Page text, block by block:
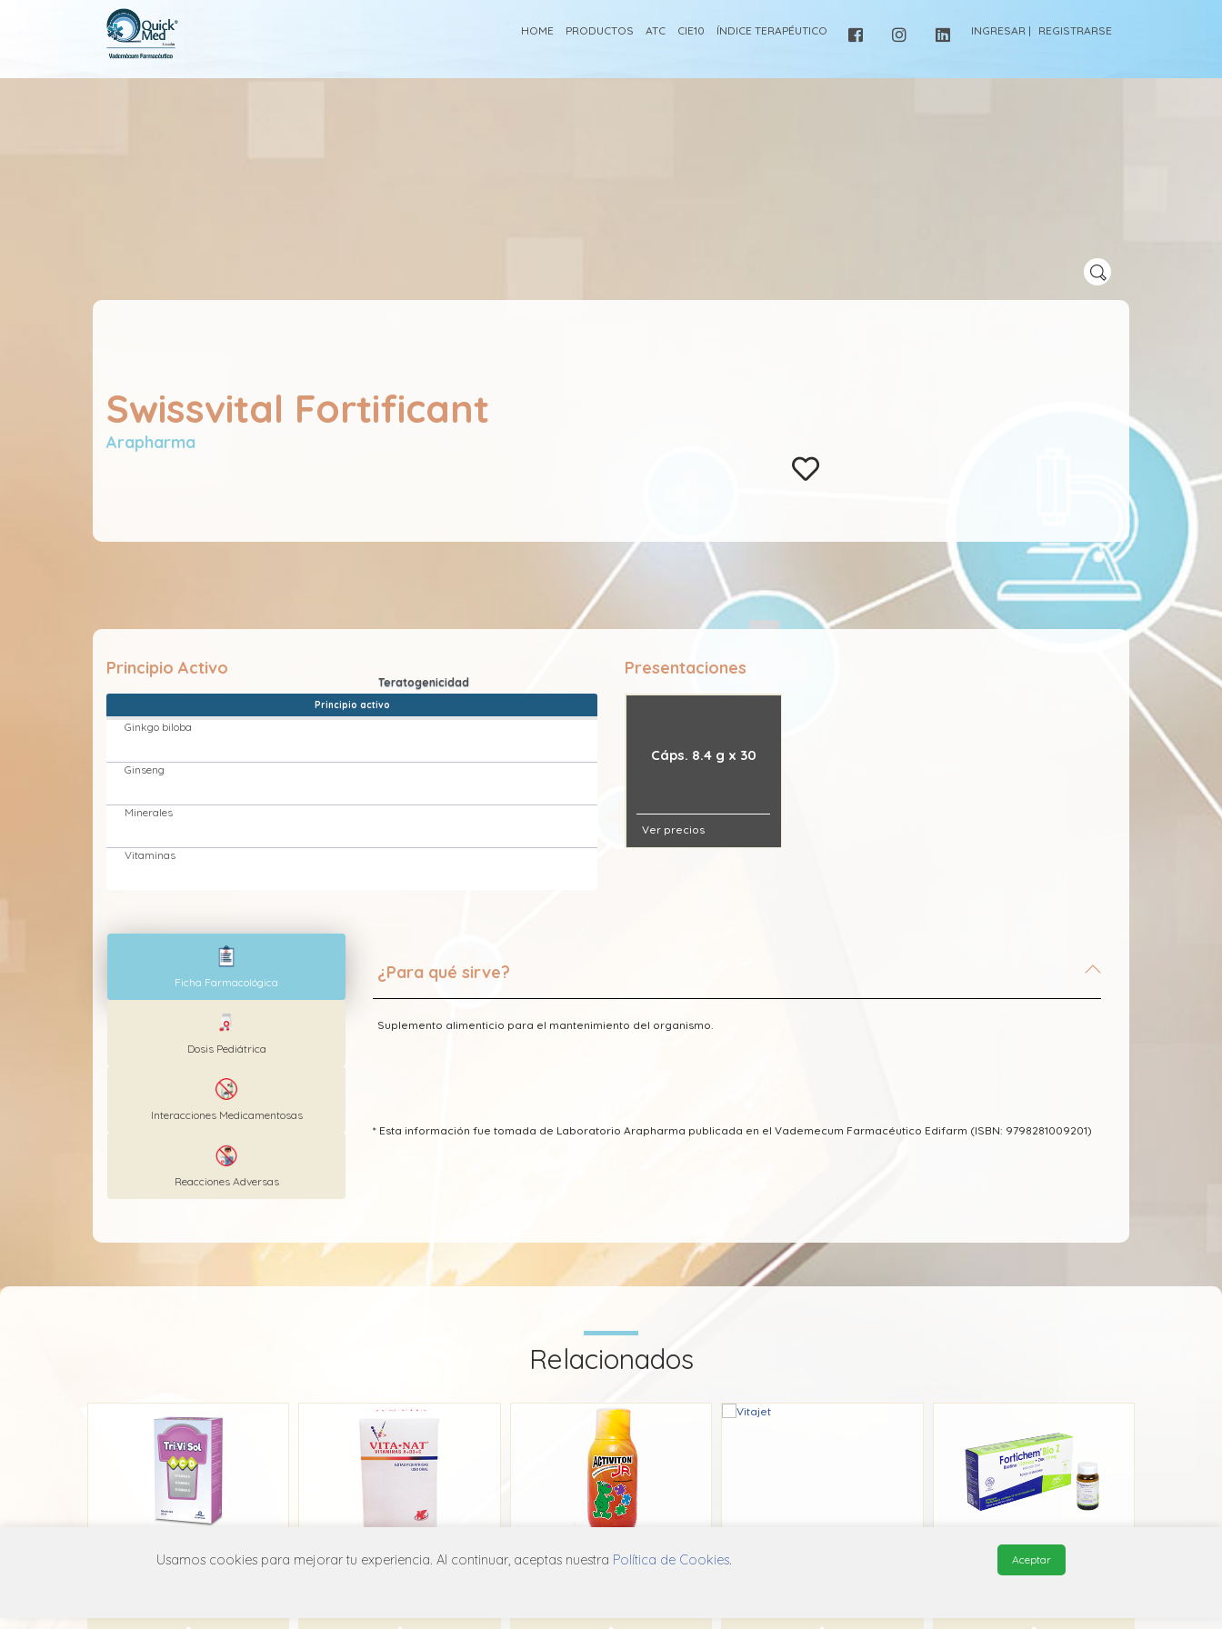
HOME PRODUCTOS ATC CIE10 ÍNDICE TERAPÉUTICO INGRESAR | REGISTRARSE
Swissvital Fortificant
Arapharma
Principio Activo
Principio activo
Ginkgo biloba
Ginseng
Minerales
Vitaminas
Presentaciones
Cáps. 8.4 g x 30
Ver precios
Ficha Farmacológica
Dosis Pediátrica
Interacciones Medicamentosas
Reacciones Adversas
¿Para qué sirve?
Suplemento alimenticio para el mantenimiento del organismo.
* Esta información fue tomada de Laboratorio Arapharma publicada en el Vademecum Farmacéutico Edifarm (ISBN: 9798281009201)
Relacionados
Trivisol Vita-Nat Activiton JR Fortichem Bio Z
Usamos cookies para mejorar tu experiencia. Al continuar, aceptas nuestra Política de Cookies. Aceptar